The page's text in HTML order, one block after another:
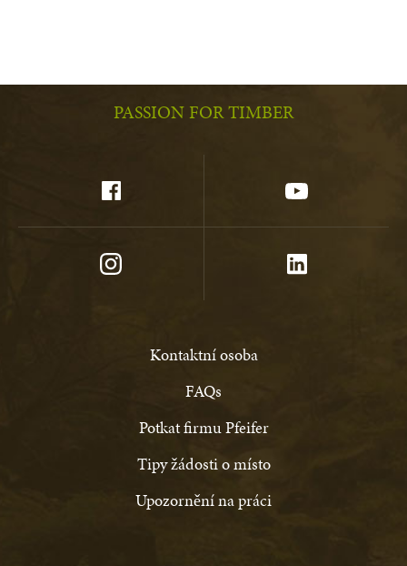
PASSION FOR TIMBER
Kontaktní osoba
FAQs
Potkat firmu Pfeifer
Tipy žádosti o místo
Upozornění na práci